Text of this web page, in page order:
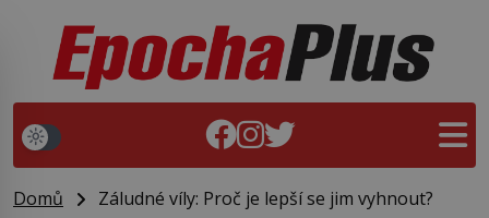
Domů Záludné víly: Proč je lepší se jim vyhnout?